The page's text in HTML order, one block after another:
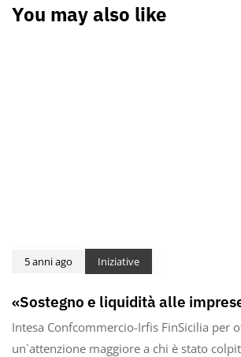
You may also like
5 anni ago Iniziative
«Sostegno e liquidità alle
Intesa Confcommercio-Irfis FinSicilia per
un`attenzione maggiore a chi è stato